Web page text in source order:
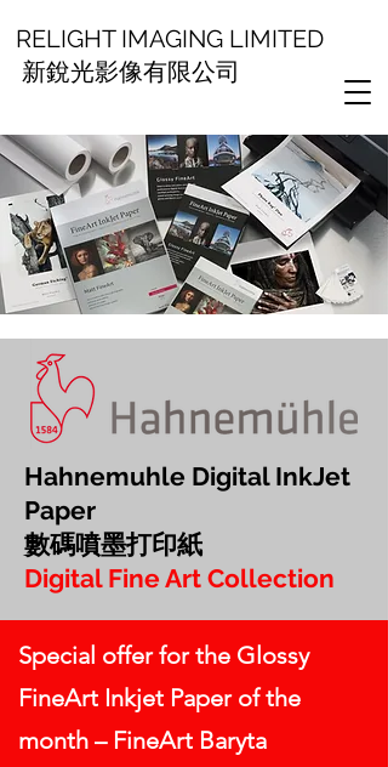
RELIGHT IMAGING LIMITED
新銳光影像有限公司
Hahnemuhle Digital InkJet
Paper
數碼噴墨打印紙
Digital Fine Art Collection
Special offer for the Glossy
FineArt Inkjet Paper of the
month – FineArt Baryta